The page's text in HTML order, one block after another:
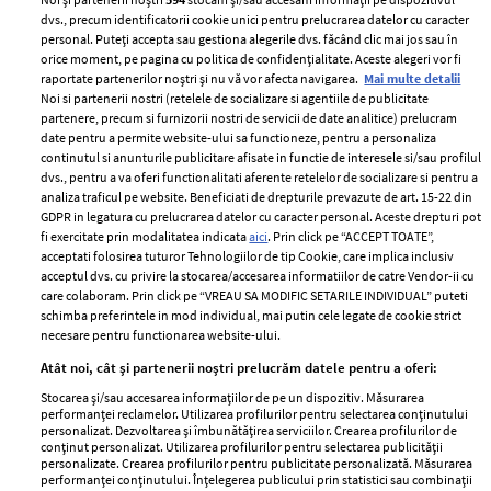
ELLE Style Awards
2024
Despre ELLE
Romania
Contact
Abonamente
Termeni si conditii
Politica de
confidențialitate
Politica de cookies
Publicitate
GSP
Unica
Baby
Retete
femei
Viva
Avantaje
Retete practice
dvs., precum identificatorii cookie unici pentru prelucrarea datelor cu caracter
personal. Puteți accepta sau gestiona alegerile dvs. făcând clic mai jos sau în
orice moment, pe pagina cu politica de confidențialitate. Aceste alegeri vor fi
raportate partenerilor noștri și nu vă vor afecta navigarea. Mai multe detalii
Noi si partenerii nostri (retelele de socializare si agentiile de publicitate
partenere, precum si furnizorii nostri de servicii de date analitice) prelucram
date pentru a permite website-ului sa functioneze, pentru a personaliza
continutul si anunturile publicitare afisate in functie de interesele si/sau profilul
dvs., pentru a va oferi functionalitati aferente retelelor de socializare si pentru a
analiza traficul pe website. Beneficiati de drepturile prevazute de art. 15-22 din
GDPR in legatura cu prelucrarea datelor cu caracter personal. Aceste drepturi pot
fi exercitate prin modalitatea indicataaici. Prin click pe “ACCEPT TOATE”,
acceptati folosirea tuturor Tehnologiilor de tip Cookie, care implica inclusiv
acceptul dvs. cu privire la stocarea/accesarea informatiilor de catre Vendor-ii cu
care colaboram. Prin click pe “VREAU SA MODIFIC SETARILE INDIVIDUAL” puteti
schimba preferintele in mod individual, mai putin cele legate de cookie strict
necesare pentru functionarea website-ului.
Atât noi, cât și partenerii noștri prelucrăm datele pentru a oferi:
Stocarea și/sau accesarea informațiilor de pe un dispozitiv. Măsurarea
performanței reclamelor. Utilizarea profilurilor pentru selectarea conținutului
personalizat. Dezvoltarea și îmbunătățirea serviciilor. Crearea profilurilor de
conținut personalizat. Utilizarea profilurilor pentru selectarea publicității
personalizate. Crearea profilurilor pentru publicitate personalizată. Măsurarea
performanței conținutului. Înțelegerea publicului prin statistici sau combinații